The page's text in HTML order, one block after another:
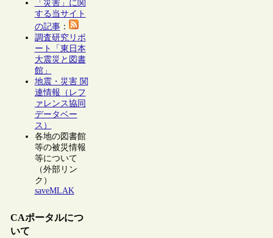
「災害」に関
する当サイト
の記事：
調査研究リポ
ート「東日本
大震災と図書
館」
地震・災害 関
連情報（レフ
ァレンス協同
データベー
ス）
各地の図書館
等の被災情報
等について
（外部リン
ク）
saveMLAK
CAポータルにつ
いて